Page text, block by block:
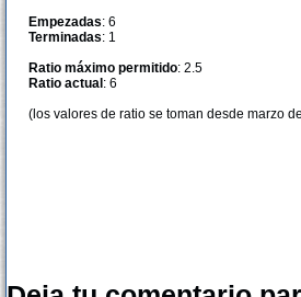
Empezadas: 6
Terminadas: 1
Ratio máximo permitido: 2.5
Ratio actual : 6
(los valores de ratio se toman desde marzo